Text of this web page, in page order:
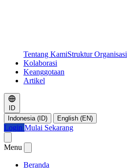
Tentang KamiStruktur Organisasi
Kolaborasi
Keanggotaan
Artikel
ID
Indonesia (ID)
English (EN)
Login Mulai Sekarang
Menu
Beranda